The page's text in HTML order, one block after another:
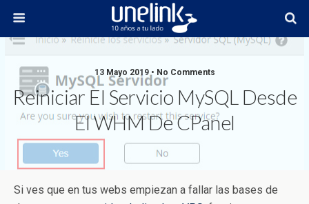
13 Mayo 2019 • No Comments
Reiniciar El Servicio MySQL Desde
El WHM De CPanel
Si ves que en tus webs empiezan a fallar las bases de